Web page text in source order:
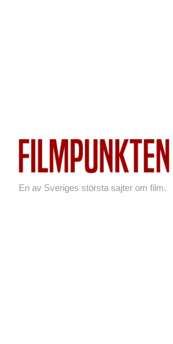
En av Sveriges största sajter om film.